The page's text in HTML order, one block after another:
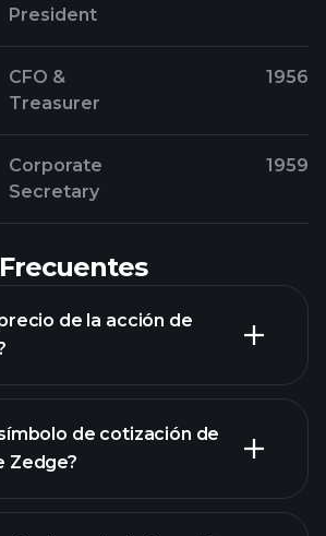
President
CFO &
Treasurer
1956
Corporate
Secretary
1959
de la acción de
gráfico avanzado
de cotización de
Zedge?